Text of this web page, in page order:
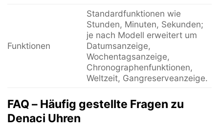
Funktionen
Standardfunktionen wie
Stunden, Minuten, Sekunden;
je nach Modell erweitert um
Datumsanzeige,
Wochentagsanzeige,
Chronographenfunktionen,
Weltzeit, Gangreserveanzeige.
FAQ – Häufig gestellte Fragen zu
Denaci Uhren